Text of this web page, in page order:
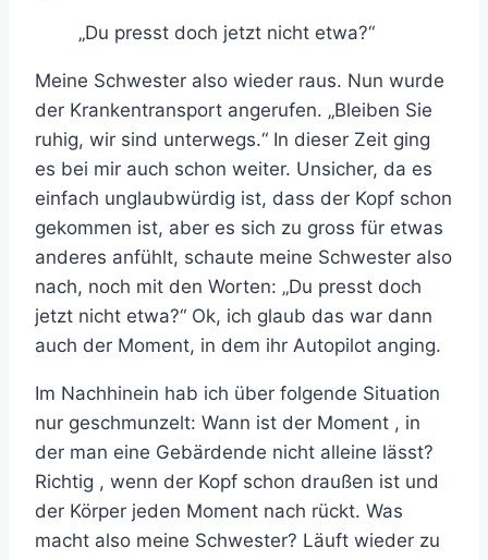
„Du presst doch jetzt nicht etwa?“
Meine Schwester also wieder raus. Nun wurde
der Krankentransport angerufen. „Bleiben Sie
ruhig, wir sind unterwegs.“ In dieser Zeit ging
es bei mir auch schon weiter. Unsicher, da es
einfach unglaubwürdig ist, dass der Kopf schon
gekommen ist, aber es sich zu gross für etwas
anderes anfühlt, schaute meine Schwester also
nach, noch mit den Worten: „Du presst doch
jetzt nicht etwa?“ Ok, ich glaub das war dann
auch der Moment, in dem ihr Autopilot anging.
Im Nachhinein hab ich über folgende Situation
nur geschmunzelt: Wann ist der Moment , in
der man eine Gebärdende nicht alleine lässt?
Richtig , wenn der Kopf schon draußen ist und
der Körper jeden Moment nach rückt. Was
macht also meine Schwester? Läuft wieder zu